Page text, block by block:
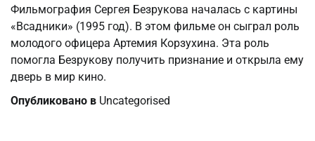
Фильмография Сергея Безрукова началась с картины
«Всадники» (1995 год). В этом фильме он сыграл роль
молодого офицера Артемия Корзухина. Эта роль
помогла Безрукову получить признание и открыла ему
дверь в мир кино.
Опубликовано в Uncategorised